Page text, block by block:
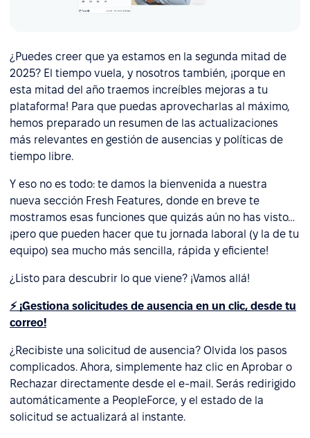
¿Puedes creer que ya estamos en la segunda mitad de
2025? El tiempo vuela, y nosotros también, ¡porque en
esta mitad del año traemos increíbles mejoras a tu
plataforma! Para que puedas aprovecharlas al máximo,
hemos preparado un resumen de las actualizaciones
más relevantes en gestión de ausencias y políticas de
tiempo libre.
Y eso no es todo: te damos la bienvenida a nuestra
nueva sección Fresh Features, donde en breve te
mostramos esas funciones que quizás aún no has visto…
¡pero que pueden hacer que tu jornada laboral (y la de tu
equipo) sea mucho más sencilla, rápida y eficiente!
¿Listo para descubrir lo que viene? ¡Vamos allá!
⚡ ¡Gestiona solicitudes de ausencia en un clic, desde tu
correo!
¿Recibiste una solicitud de ausencia? Olvida los pasos
complicados. Ahora, simplemente haz clic en Aprobar o
Rechazar directamente desde el e-mail. Serás redirigido
automáticamente a PeopleForce, y el estado de la
solicitud se actualizará al instante.